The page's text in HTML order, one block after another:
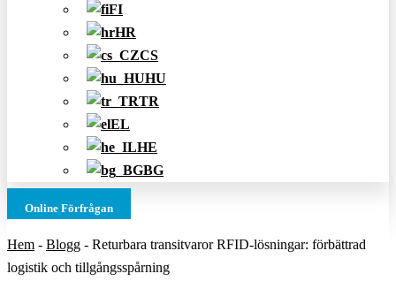
FI
HR
CS
HU
TR
EL
HE
BG
Online Förfrågan
Hem - Blogg - Returbara transitvaror RFID-lösningar: förbättrad
logistik och tillgångsspårning